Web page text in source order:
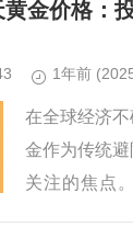
金价格：
1年前
在全球经济
金作为传统
关注的焦点